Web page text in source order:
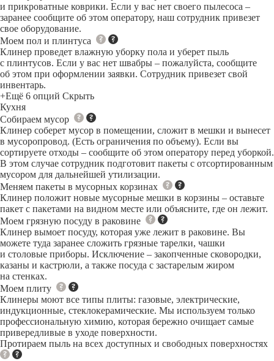
и прикроватные коврики. Если у вас нет своего пылесоса –
заранее сообщите об этом оператору, наш сотрудник привезет
свое оборудование.
Моем пол и плинтуса
Клинер проведет влажную уборку пола и уберет пыль
с плинтусов. Если у вас нет швабры – пожалуйста, сообщите
об этом при оформлении заявки. Сотрудник привезет свой
инвентарь.
+Ещё 6 опций Скрыть
Кухня
Собираем мусор
Клинер соберет мусор в помещении, сложит в мешки и вынесет
в мусоропровод. (Есть ограничения по объему). Если вы
сортируете отходы – сообщите об этом оператору перед уборкой.
В этом случае сотрудник подготовит пакеты с отсортированным
мусором для дальнейшей утилизации.
Меняем пакеты в мусорных корзинах
Клинер положит новые мусорные мешки в корзины – оставьте
пакет с пакетами на видном месте или объясните, где он лежит.
Моем грязную посуду в раковине
Клинер вымоет посуду, которая уже лежит в раковине. Вы
можете туда заранее сложить грязные тарелки, чашки
и столовые приборы. Исключение – закопченные сковородки,
казаны и кастрюли, а также посуда с застарелым жиром
на стенках.
Моем плиту
Клинеры моют все типы плиты: газовые, электрические,
индукционные, стеклокерамические. Мы используем только
профессиональную химию, которая бережно очищает самые
привередливые в уходе поверхности.
Протираем пыль на всех доступных и свободных поверхностях